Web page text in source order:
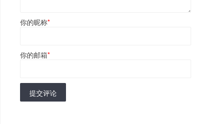
你的昵称*
你的邮箱*
提交评论